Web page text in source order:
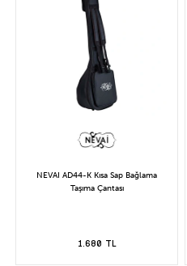
NEVAI AD44-K Kısa Sap Bağlama
Taşıma Çantası
1.680 TL